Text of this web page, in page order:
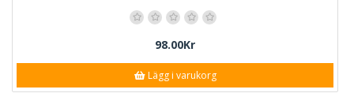
98.00Kr
Lägg i varukorg